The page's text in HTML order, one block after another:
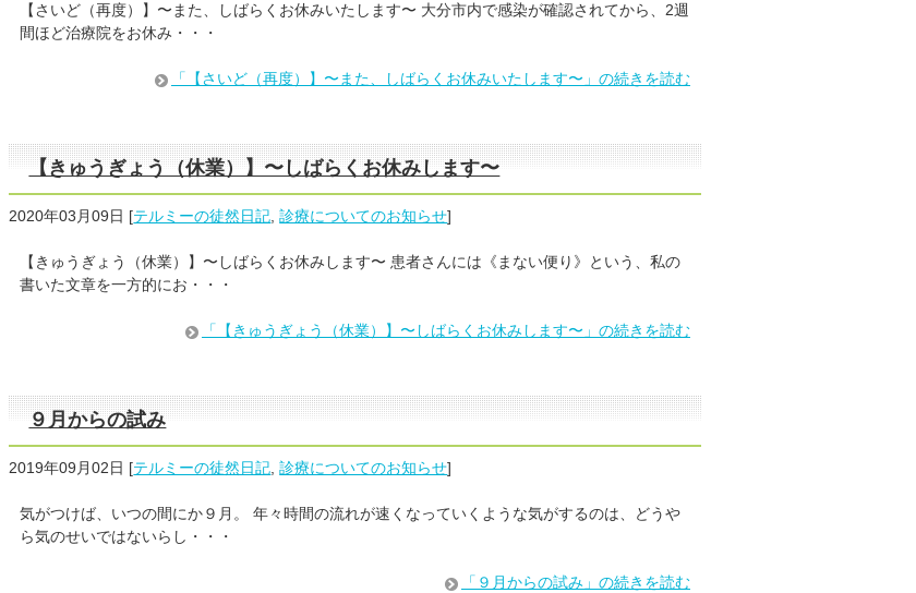
【さいど（再度）】〜また、しばらくお休みいたします〜 大分市内で感染が確認されてから、2週
間ほど治療院をお休み・・・
「【さいど（再度）】〜また、しばらくお休みいたします〜」の続きを読む
【きゅうぎょう（休業）】〜しばらくお休みします〜
2020年03月09日 [テルミーの徒然日記,診療についてのお知らせ]
【きゅうぎょう（休業）】〜しばらくお休みします〜 患者さんには《まない便り》という、私の
書いた文章を一方的にお・・・
「【きゅうぎょう（休業）】〜しばらくお休みします〜」の続きを読む
９月からの試み
2019年09月02日 [テルミーの徒然日記,診療についてのお知らせ]
気がつけば、いつの間にか９月。 年々時間の流れが速くなっていくような気がするのは、どうや
ら気のせいではないらし・・・
「９月からの試み」の続きを読む